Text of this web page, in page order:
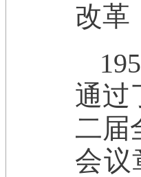
改革
通过
二届
会议